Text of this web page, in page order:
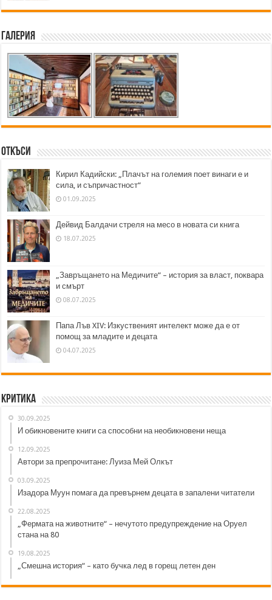
Галерия
Откъси
Кирил Кадийски: „Плачът на големия поет винаги е и
сила, и съпричастност“
01.09.2025
Дейвид Балдачи стреля на месо в новата си книга
18.07.2025
„Завръщането на Медичите“ – история за власт, поквара
и смърт
08.07.2025
Папа Лъв XIV: Изкуственият интелект може да е от
помощ за младите и децата
04.07.2025
Критика
30.09.2025
И обикновените книги са способни на необикновени неща
12.09.2025
Автори за препрочитане: Луиза Мей Олкът
03.09.2025
Изадора Муун помага да превърнем децата в запалени читатели
22.08.2025
„Фермата на животните“ – нечутото предупреждение на Оруел
стана на 80
19.08.2025
„Смешна история“ – като бучка лед в горещ летен ден